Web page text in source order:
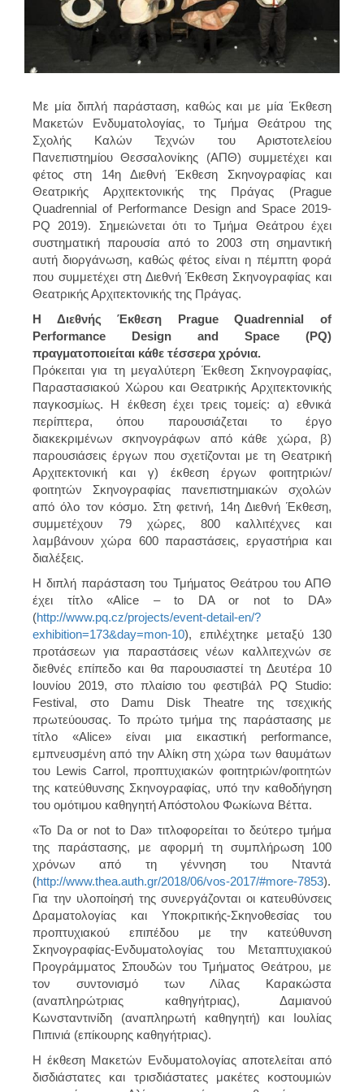
Με μία διπλή παράσταση, καθώς και με μία Έκθεση
Μακετών Ενδυματολογίας, το Τμήμα Θεάτρου της
Σχολής Καλών Τεχνών του Αριστοτελείου
Πανεπιστημίου Θεσσαλονίκης (ΑΠΘ) συμμετέχει και
φέτος στη 14η Διεθνή Έκθεση Σκηνογραφίας και
Θεατρικής Αρχιτεκτονικής της Πράγας (Prague
Quadrennial of Performance Design and Space 2019-
PQ 2019). Σημειώνεται ότι το Τμήμα Θεάτρου έχει
συστηματική παρουσία από το 2003 στη σημαντική
αυτή διοργάνωση, καθώς φέτος είναι η πέμπτη φορά
που συμμετέχει στη Διεθνή Έκθεση Σκηνογραφίας και
Θεατρικής Αρχιτεκτονικής της Πράγας.
Η Διεθνής Έκθεση Prague Quadrennial of
Performance Design and Space (PQ)
πραγματοποιείται κάθε τέσσερα χρόνια.
Πρόκειται για τη μεγαλύτερη Έκθεση Σκηνογραφίας,
Παραστασιακού Χώρου και Θεατρικής Αρχιτεκτονικής
παγκοσμίως. Η έκθεση έχει τρεις τομείς: α) εθνικά
περίπτερα, όπου παρουσιάζεται το έργο
διακεκριμένων σκηνογράφων από κάθε χώρα, β)
παρουσιάσεις έργων που σχετίζονται με τη Θεατρική
Αρχιτεκτονική και γ) έκθεση έργων φοιτητριών/
φοιτητών Σκηνογραφίας πανεπιστημιακών σχολών
από όλο τον κόσμο. Στη φετινή, 14η Διεθνή Έκθεση,
συμμετέχουν 79 χώρες, 800 καλλιτέχνες και
λαμβάνουν χώρα 600 παραστάσεις, εργαστήρια και
διαλέξεις.
Η διπλή παράσταση του Τμήματος Θεάτρου του ΑΠΘ
έχει τίτλο «Alice – to DA or not to DA»
(http://www.pq.cz/projects/event-detail-en/?
exhibition=173&day=mon-10), επιλέχτηκε μεταξύ 130
προτάσεων για παραστάσεις νέων καλλιτεχνών σε
διεθνές επίπεδο και θα παρουσιαστεί τη Δευτέρα 10
Ιουνίου 2019, στο πλαίσιο του φεστιβάλ PQ Studio:
Festival, στο Damu Disk Theatre της τσεχικής
πρωτεύουσας. Το πρώτο τμήμα της παράστασης με
τίτλο «Alice» είναι μια εικαστική performance,
εμπνευσμένη από την Αλίκη στη χώρα των θαυμάτων
του Lewis Carrol, προπτυχιακών φοιτητριών/φοιτητών
της κατεύθυνσης Σκηνογραφίας, υπό την καθοδήγηση
του ομότιμου καθηγητή Απόστολου Φωκίωνα Βέττα.
«To Da or not to Da» τιτλοφορείται το δεύτερο τμήμα
της παράστασης, με αφορμή τη συμπλήρωση 100
χρόνων από τη γέννηση του Νταντά
(http://www.thea.auth.gr/2018/06/vos-2017/#more-7853).
Για την υλοποίησή της συνεργάζονται οι κατευθύνσεις
Δραματολογίας και Υποκριτικής-Σκηνοθεσίας του
προπτυχιακού επιπέδου με την κατεύθυνση
Σκηνογραφίας-Ενδυματολογίας του Μεταπτυχιακού
Προγράμματος Σπουδών του Τμήματος Θεάτρου, με
τον συντονισμό των Λίλας Καρακώστα
(αναπληρώτριας καθηγήτριας), Δαμιανού
Κωνσταντινίδη (αναπληρωτή καθηγητή) και Ιουλίας
Πιπινιά (επίκουρης καθηγήτριας).
Η έκθεση Μακετών Ενδυματολογίας αποτελείται από
δισδιάστατες και τρισδιάστατες μακέτες κοστουμιών